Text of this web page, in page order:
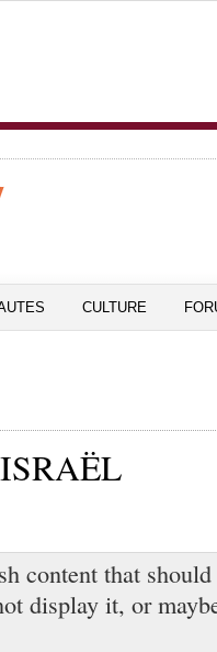
CULTURE
content that
display it, or